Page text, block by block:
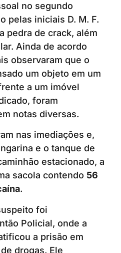
no segundo
pelas iniciais D. M. F.
pedra de crack, além
Ainda de acordo
observaram que o
um objeto em um
a um imóvel
foram
notas diversas.
nas imediações e,
e o tanque de
estacionado, a
sacola contendo 56
.
foi
Policial, onde a
a prisão em
drogas. Ele